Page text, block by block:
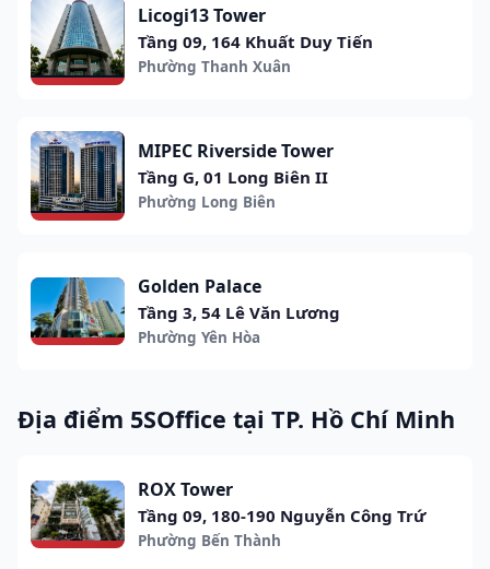
Licogi13 Tower
Tầng 09, 164 Khuất Duy Tiến
Phường Thanh Xuân
MIPEC Riverside Tower
Tầng G, 01 Long Biên II
Phường Long Biên
Golden Palace
Tầng 3, 54 Lê Văn Lương
Phường Yên Hòa
Địa điểm 5SOffice tại TP. Hồ Chí Minh
ROX Tower
Tầng 09, 180-190 Nguyễn Công Trứ
Phường Bến Thành